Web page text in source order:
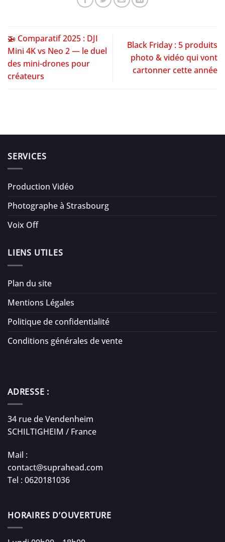
🚁 Comparatif 2025 : DJI
Mini 4K vs Neo 2 — le duel
des mini-drones pour
créateurs
Black Friday : 5 produits
photo & vidéo qui vont
cartonner cette année
SERVICES
Production Vidéo
Photographe à Strasbourg
Voix Off
LIENS UTILES
Plan du site
Mentions Légales
Politique de confidentialité
Conditions générales de vente
ADRESSE :
34 rue de Vendenheim
SCHILTIGHEIM / France
Mail :
contact@suprahead.com
Tel : 0620181036
HORAIRES D’OUVERTURE